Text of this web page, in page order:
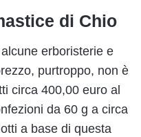
di Chio
erboristerie e
purtroppo, non è
circa 400,00 euro al
da 60 g a circa
a base di questa